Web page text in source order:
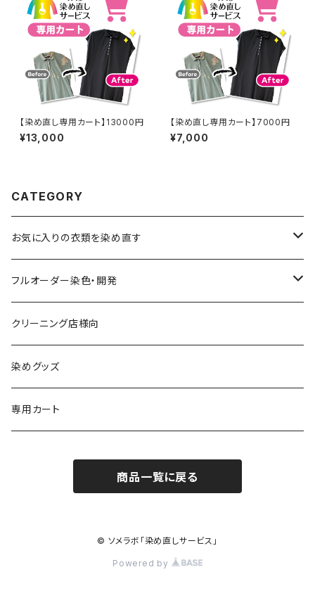
【染め直し専用カート】13000円
¥13,000
【染め直し専用カート】7000円
¥7,000
CATEGORY
お気に入りの衣類を染め直す
綿系 100%
黒染め/Black
紺染め/Navy
綿90%以上+合成繊維
黒染め/Black
紺染め/Navy
綿素材+合成繊維10%以上
黒染め/Black
その他
濃紺染め/Navy
フルオーダー染色・開発
カラーマッチング
特殊染色
クリーニング店様向
染めグッズ
専用カート
商品一覧に戻る
© ソメラボ「染め直しサービス」
Powered by